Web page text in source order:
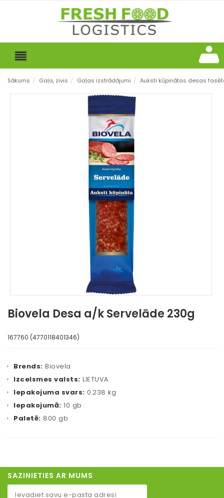
Sākums / Gaļa, zivis / Gaļas izstrādājumi / Auksti kūpinātas desas
Biovela Desa a/k Servelāde 230g
167760 (4770118401346)
Brends: Biovela
Izcelsmes valsts: LIETUVA
Iepakojuma svars: 0.238 kg
Iepakojumā: 10 gb
Paletē: 800 gb
SAZINIETIES AR MUMS